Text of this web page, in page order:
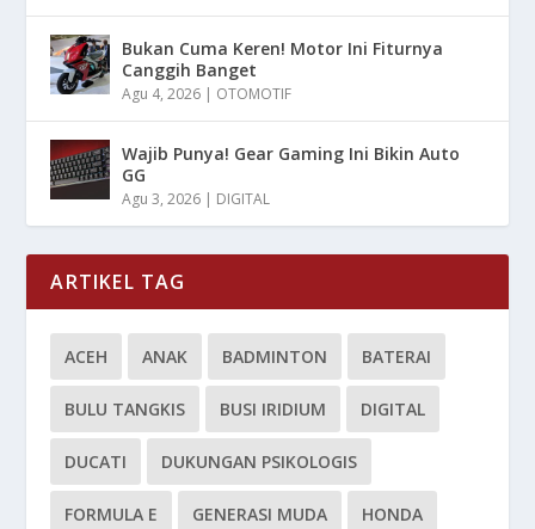
Bukan Cuma Keren! Motor Ini Fiturnya
Canggih Banget
Agu 4, 2026 | OTOMOTIF
Wajib Punya! Gear Gaming Ini Bikin Auto
GG
Agu 3, 2026 | DIGITAL
ARTIKEL TAG
ACEH ANAK BADMINTON BATERAI
BULU TANGKIS BUSI IRIDIUM DIGITAL
DUCATI DUKUNGAN PSIKOLOGIS
FORMULA E GENERASI MUDA HONDA